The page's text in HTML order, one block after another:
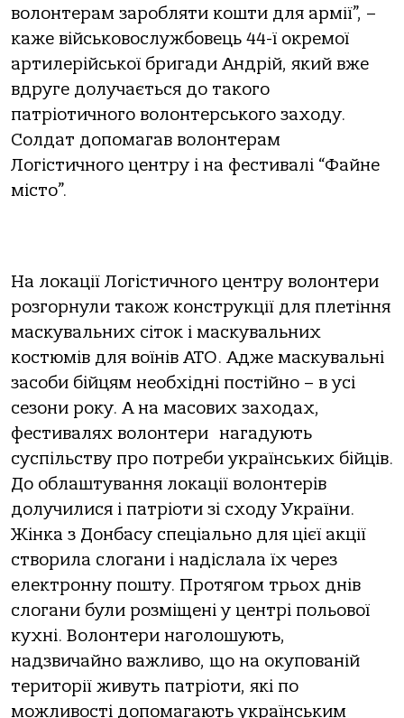
волонтерам заробляти кошти для армії”, –
каже військовослужбовець 44-ї окремої
артилерійської бригади Андрій, який вже
вдруге долучається до такого
патріотичного волонтерського заходу.
Солдат допомагав волонтерам
Логістичного центру і на фестивалі “Файне
місто”.
На локації Логістичного центру волонтери
розгорнули також конструкції для плетіння
маскувальних сіток і маскувальних
костюмів для воїнів АТО. Адже маскувальні
засоби бійцям необхідні постійно – в усі
сезони року. А на масових заходах,
фестивалях волонтери нагадують
суспільству про потреби українських бійців.
До облаштування локації волонтерів
долучилися і патріоти зі сходу України.
Жінка з Донбасу спеціально для цієї акції
створила слогани і надіслала їх через
електронну пошту. Протягом трьох днів
слогани були розміщені у центрі польової
кухні. Волонтери наголошують,
надзвичайно важливо, що на окупованій
території живуть патріоти, які по
можливості допомагають українським